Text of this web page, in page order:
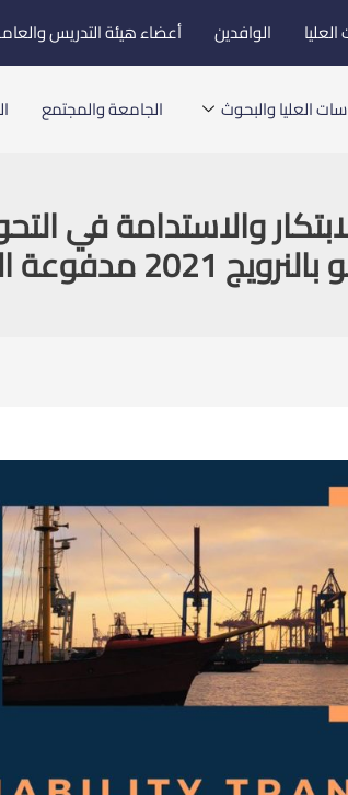
الوافدين أعضاء هيئة التدريس
العليا والبحوث الجامعة والمجتمع
والاستدامة في
2021 مدفوعة الأجر